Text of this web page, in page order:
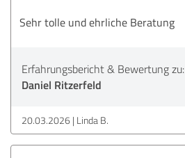
Sehr tolle und ehrliche Beratung
Erfahrungsbericht & Bewertung zu:
Daniel Ritzerfeld
20.03.2026 Linda B.